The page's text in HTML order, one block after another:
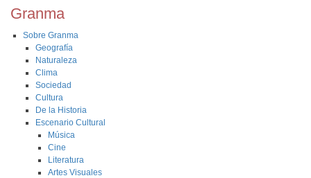
Granma
Sobre Granma
Geografía
Naturaleza
Clima
Sociedad
Cultura
De la Historia
Escenario Cultural
Música
Cine
Literatura
Artes Visuales